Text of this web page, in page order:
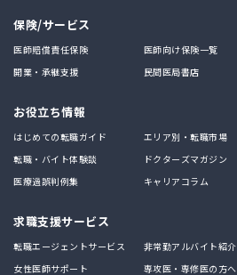
保険/サービス
医師賠償責任保険
医師向け保険一覧
開業・承継支援
民間医局書店
お役立ち情報
はじめての転職ガイド
エリア別・転職市場
転職・バイト体験談
ドクターズマガジン
医療過誤判例集
キャリアコラム
求職支援サービス
転職エージェントサービス
非常勤アルバイト紹介
女性医師サポート
専攻医・専修医の方へ